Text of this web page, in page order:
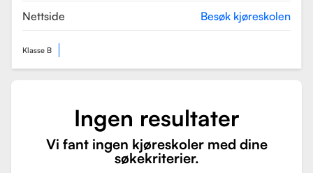
Nettside Besøk kjøreskolen
Klasse B
Ingen resultater
Vi fant ingen kjøreskoler med dine
søkekriterier.